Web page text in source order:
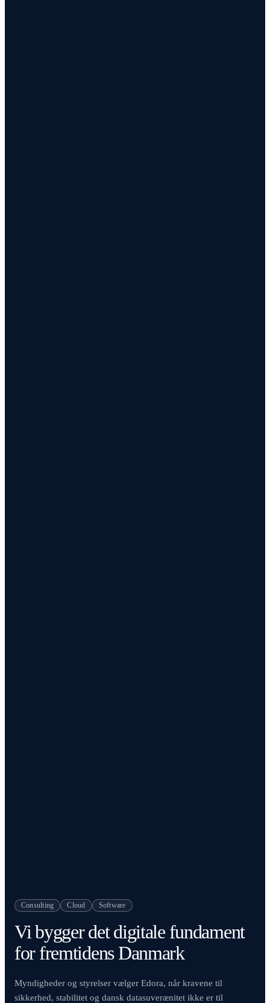
Consulting Cloud Software
Vi bygger det digitale fundament
for fremtidens Danmark
Myndigheder og styrelser vælger Edora, når kravene til
sikkerhed, stabilitet og dansk datasuverænitet ikke er til